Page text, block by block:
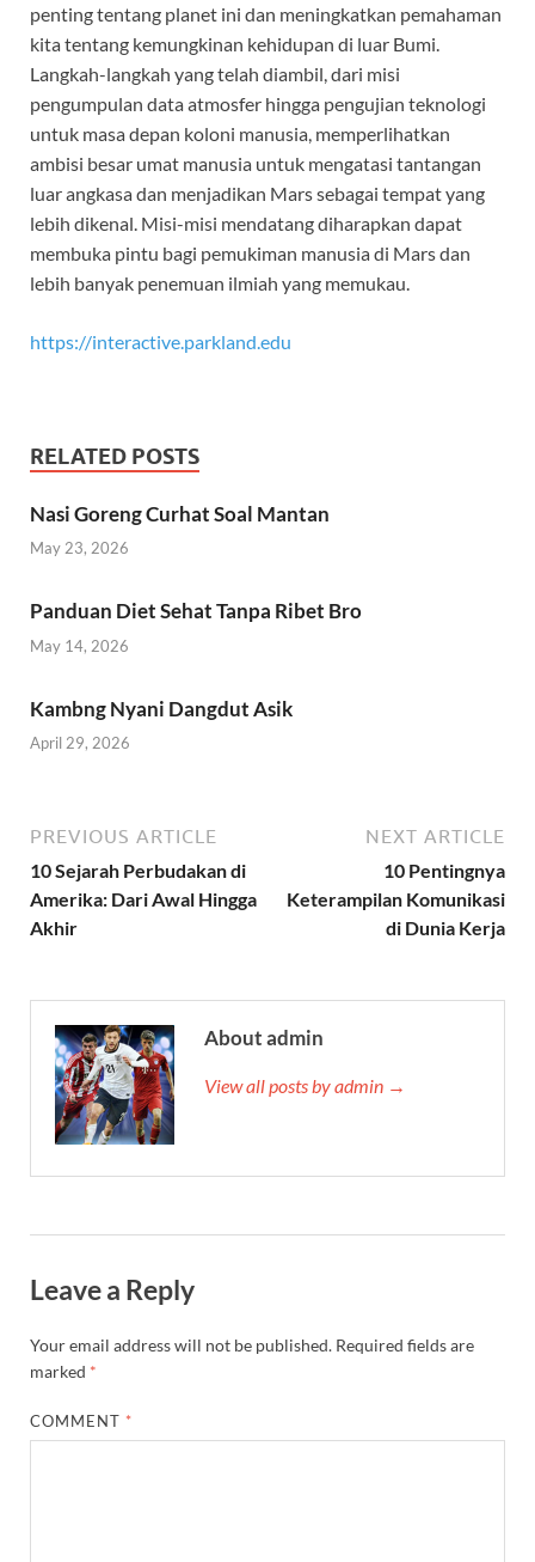
penting tentang planet ini dan meningkatkan pemahaman
kita tentang kemungkinan kehidupan di luar Bumi.
Langkah-langkah yang telah diambil, dari misi
pengumpulan data atmosfer hingga pengujian teknologi
untuk masa depan koloni manusia, memperlihatkan
ambisi besar umat manusia untuk mengatasi tantangan
luar angkasa dan menjadikan Mars sebagai tempat yang
lebih dikenal. Misi-misi mendatang diharapkan dapat
membuka pintu bagi pemukiman manusia di Mars dan
lebih banyak penemuan ilmiah yang memukau.
https://interactive.parkland.edu
RELATED POSTS
Nasi Goreng Curhat Soal Mantan
May 23, 2026
Panduan Diet Sehat Tanpa Ribet Bro
May 14, 2026
Kambng Nyani Dangdut Asik
April 29, 2026
PREVIOUS ARTICLE
10 Sejarah Perbudakan di
Amerika: Dari Awal Hingga
Akhir
NEXT ARTICLE
10 Pentingnya
Keterampilan Komunikasi
di Dunia Kerja
About admin
View all posts by admin →
Leave a Reply
Your email address will not be published. Required fields are
marked *
COMMENT *